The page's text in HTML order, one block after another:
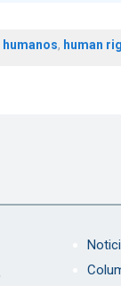
, human